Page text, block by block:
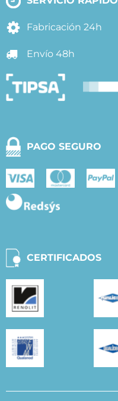
Fabricación 24h
Envío 48h
PAGO SEGURO
CERTIFICADOS